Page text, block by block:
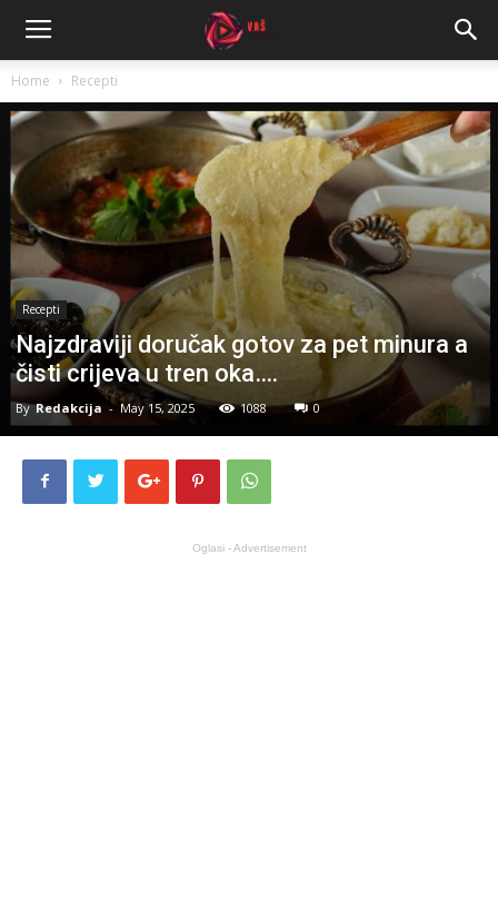
Home Recepti
Recepti
Najzdraviji doručak gotov za pet minura a
čisti crijeva u tren oka….
By Redakcija - May 15, 2025 1088 0
Oglasi - Advertisement